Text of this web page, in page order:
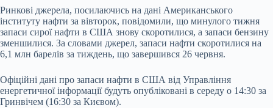
Ринкові джерела, посилаючись на дані Американського
інституту нафти за вівторок, повідомили, що минулого тижня
запаси сирої нафти в США знову скоротилися, а запаси бензину
зменшилися. За словами джерел, запаси нафти скоротилися на
6,1 млн барелів за тиждень, що завершився 26 червня.
Офіційні дані про запаси нафти в США від Управління
енергетичної інформації будуть опубліковані в середу о 14:30 за
Гринвічем (16:30 за Києвом).